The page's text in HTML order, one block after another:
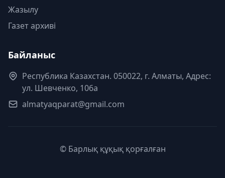
Жазылу
Газет архиві
Байланыс
Республика Казахстан. 050022, г. Алматы, Адрес:
ул. Шевченко, 106а
almatyaqparat@gmail.com
© Барлық құқық қорғалған